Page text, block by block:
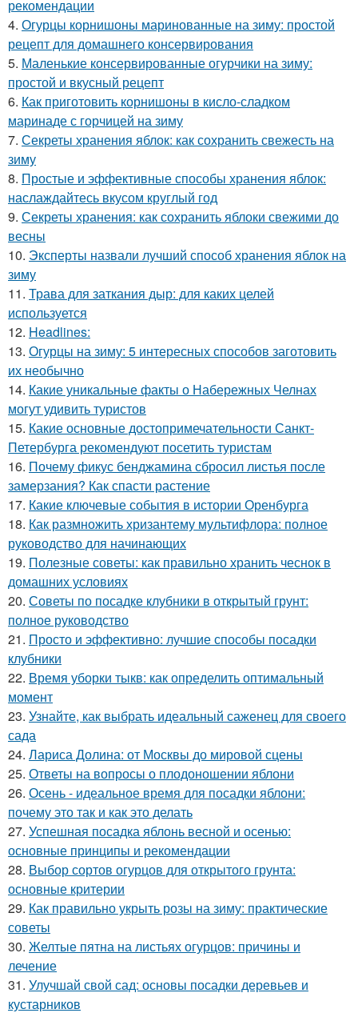
рекомендации
4. Огурцы корнишоны маринованные на зиму: простой
рецепт для домашнего консервирования
5. Маленькие консервированные огурчики на зиму:
простой и вкусный рецепт
6. Как приготовить корнишоны в кисло-сладком
маринаде с горчицей на зиму
7. Секреты хранения яблок: как сохранить свежесть на
зиму
8. Простые и эффективные способы хранения яблок:
наслаждайтесь вкусом круглый год
9. Секреты хранения: как сохранить яблоки свежими до
весны
10. Эксперты назвали лучший способ хранения яблок на
зиму
11. Трава для заткания дыр: для каких целей
используется
12. Headlines:
13. Огурцы на зиму: 5 интересных способов заготовить
их необычно
14. Какие уникальные факты о Набережных Челнах
могут удивить туристов
15. Какие основные достопримечательности Санкт-
Петербурга рекомендуют посетить туристам
16. Почему фикус бенджамина сбросил листья после
замерзания? Как спасти растение
17. Какие ключевые события в истории Оренбурга
18. Как размножить хризантему мультифлора: полное
руководство для начинающих
19. Полезные советы: как правильно хранить чеснок в
домашних условиях
20. Советы по посадке клубники в открытый грунт:
полное руководство
21. Просто и эффективно: лучшие способы посадки
клубники
22. Время уборки тыкв: как определить оптимальный
момент
23. Узнайте, как выбрать идеальный саженец для своего
сада
24. Лариса Долина: от Москвы до мировой сцены
25. Ответы на вопросы о плодоношении яблони
26. Осень - идеальное время для посадки яблони:
почему это так и как это делать
27. Успешная посадка яблонь весной и осенью:
основные принципы и рекомендации
28. Выбор сортов огурцов для открытого грунта:
основные критерии
29. Как правильно укрыть розы на зиму: практические
советы
30. Желтые пятна на листьях огурцов: причины и
лечение
31. Улучшай свой сад: основы посадки деревьев и
кустарников